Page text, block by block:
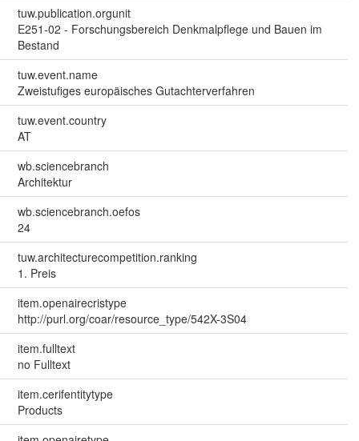
tuw.publication.orgunit
E251-02 - Forschungsbereich Denkmalpflege und Bauen im
Bestand
tuw.event.name
Zweistufiges europäisches Gutachterverfahren
tuw.event.country
AT
wb.sciencebranch
Architektur
wb.sciencebranch.oefos
24
tuw.architecturecompetition.ranking
1. Preis
item.openairecristype
http://purl.org/coar/resource_type/542X-3S04
item.fulltext
no Fulltext
item.cerifentitytype
Products